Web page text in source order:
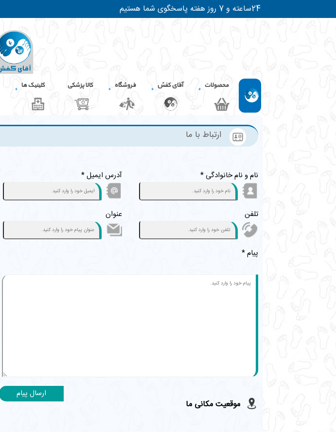
24ساعته و 7 روز هفته پاسخگوی شما هستیم
محصولات آقای کفش فروشگاه کالا پزشکی کلینیک ها
ارتباط با ما
نام و نام خانوادگی * آدرس ایمیل *
تلفن عنوان
پیام *
موقعیت مکانی ما